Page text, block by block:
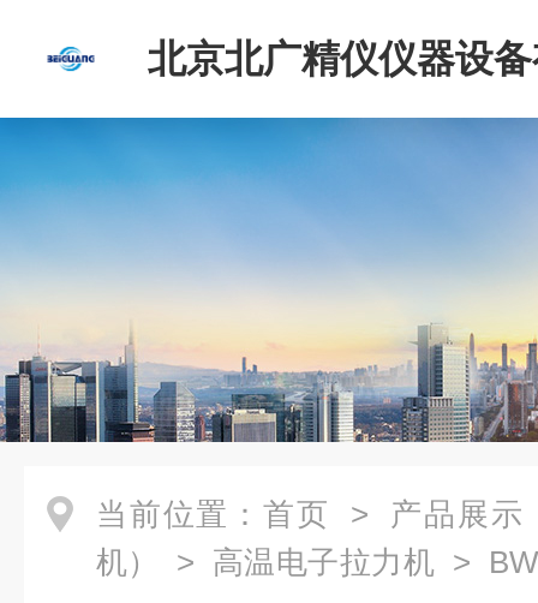
北京北广精仪仪器设
司
当前位置： 首页 > 产品展示
机）
> 高温电子拉力机 >